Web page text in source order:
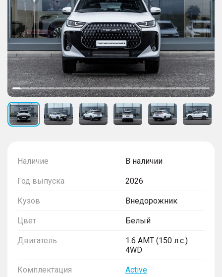
Наличие В наличии
Год выпуска 2026
Кузов Внедорожник
Цвет Белый
Двигатель
1.6 AMT (150 л.с.)
4WD
Комплектация Active